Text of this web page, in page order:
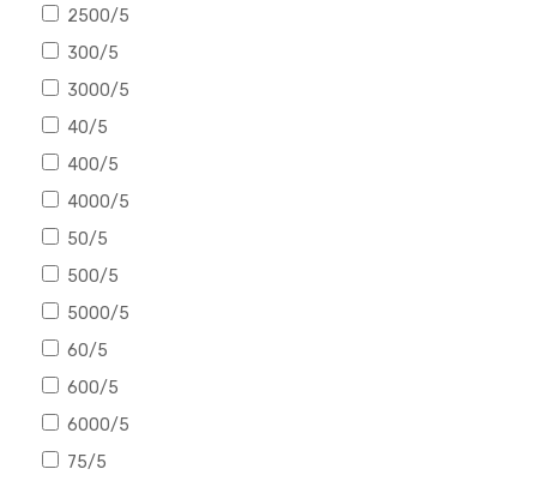
2500/5
300/5
3000/5
40/5
400/5
4000/5
50/5
500/5
5000/5
60/5
600/5
6000/5
75/5